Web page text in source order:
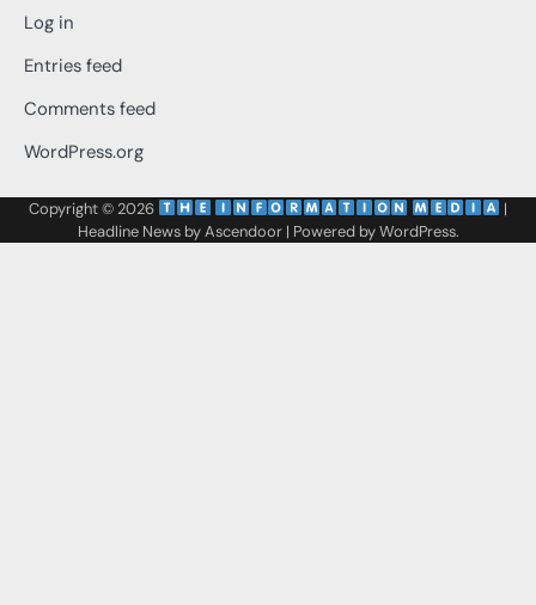
Log in
Entries feed
Comments feed
WordPress.org
Copyright © 2026
|
Headline News byAscendoor| Powered byWordPress.